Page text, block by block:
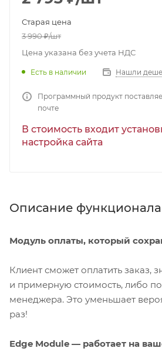
Старая цена
3 990₽/шт
Цена указана без учета НДС
Есть в наличии Нашли
Программный продукт
почте
В стоимость входит
настройка сайта
Описание функционала
Модуль оплаты, который
Клиент сможет оплатить заказ,
и примерную стоимость, либо
менеджера. Это уменьшает
раз!
Edge Module — работает на